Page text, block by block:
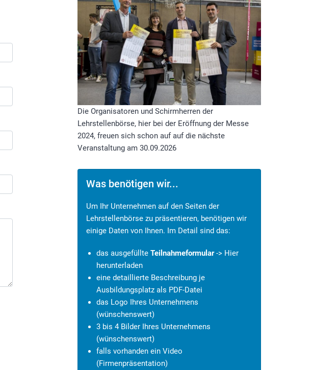
Die Organisatoren und Schirmherren der
Lehrstellenbörse, hier bei der Eröffnung der Messe
2024, freuen sich schon auf auf die nächste
Veranstaltung am 30.09.2026
Was benötigen wir...
Um Ihr Unternehmen auf den Seiten der
Lehrstellenbörse zu präsentieren, benötigen wir
einige Daten von Ihnen. Im Detail sind das:
das ausgefüllte Teilnahmeformular-> Hier
herunterladen
eine detaillierte Beschreibung je
Ausbildungsplatz als PDF-Datei
das Logo Ihres Unternehmens
(wünschenswert)
3 bis 4 Bilder Ihres Unternehmens
(wünschenswert)
falls vorhanden ein Video
(Firmenpräsentation)